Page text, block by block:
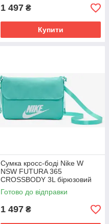
1 497 ₴
Купити
Сумка кросс-боді Nike W
NSW FUTURA 365
CROSSBODY 3L бірюзовий
Жінки 22х16х6см CW9300-
300
Готово до відправки
1 497 ₴